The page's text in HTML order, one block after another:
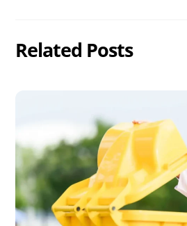
Related Posts